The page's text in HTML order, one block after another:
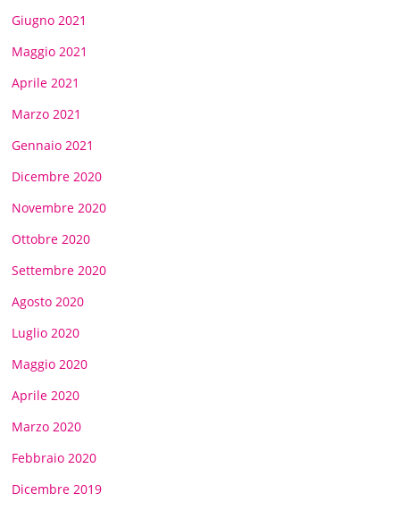
Giugno 2021
Maggio 2021
Aprile 2021
Marzo 2021
Gennaio 2021
Dicembre 2020
Novembre 2020
Ottobre 2020
Settembre 2020
Agosto 2020
Luglio 2020
Maggio 2020
Aprile 2020
Marzo 2020
Febbraio 2020
Dicembre 2019